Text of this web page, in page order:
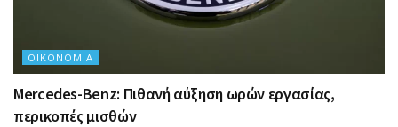
ΟΙΚΟΝΟΜΊΑ
Mercedes-Benz: Πιθανή αύξηση ωρών εργασίας,
περικοπές μισθών